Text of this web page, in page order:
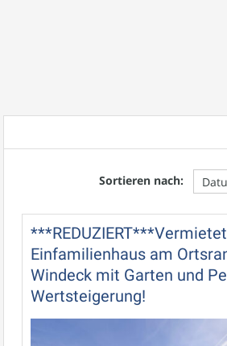
Sortieren nach:
Einfamilienhaus am
Windeck mit Garten und
Wertsteigerung!